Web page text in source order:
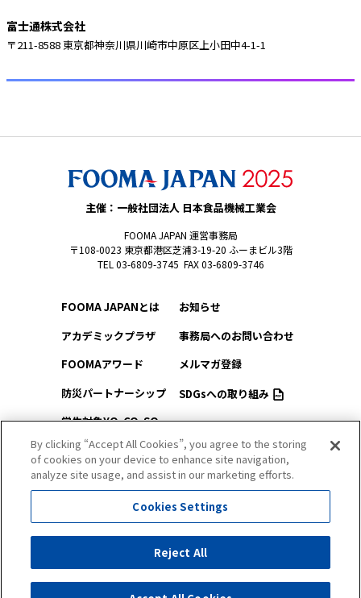
富士通株式会社
〒211-8588 東京都神奈川県川崎市中原区上小田中4-1-1
主催：一般社団法人 日本食品機械工業会
FOOMA JAPAN 運営事務局
〒108-0023 東京都港区芝浦3-19-20 ふーまビル3階
TEL 03-6809-3745 FAX 03-6809-3746
FOOMA JAPANとは
アカデミックプラザ
FOOMAアワード
防災パートナーシップ
学生対象YO-CO-SO
（ようこそ）FOOMA
会場アクセス
会場マップ
出展社情報
セミナー・シンポジウム
お知らせ
事務局へのお問い合わせ
メルマガ登録
SDGsへの取り組み
プライバシーポリシー
サイトマップ
By clicking “Accept All Cookies”, you agree to the storing
of cookies on your device to enhance site navigation,
analyze site usage, and assist in our marketing efforts.
Cookies Settings
Reject All